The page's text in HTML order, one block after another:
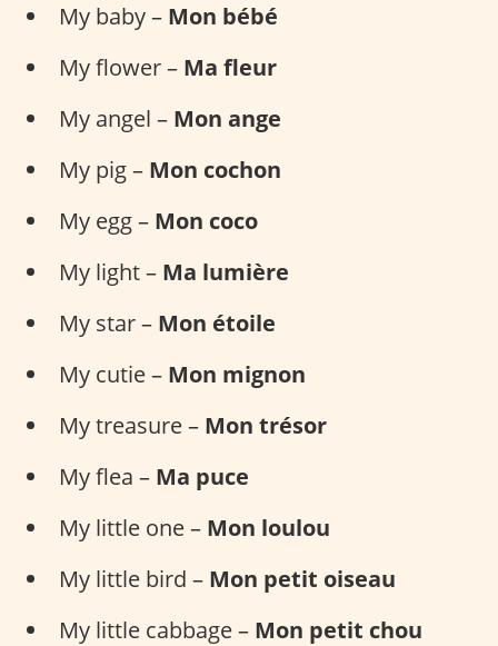
My baby – Mon bébé
My flower – Ma fleur
My angel – Mon ange
My pig – Mon cochon
My egg – Mon coco
My light – Ma lumière
My star – Mon étoile
My cutie – Mon mignon
My treasure – Mon trésor
My flea – Ma puce
My little one – Mon loulou
My little bird – Mon petit oiseau
My little cabbage – Mon petit chou